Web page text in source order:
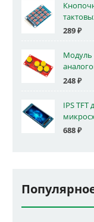
289₽
Модуль
248₽
IPS TFT
688₽